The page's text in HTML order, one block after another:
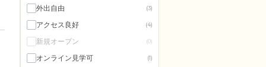
外出自由 (3)
アクセス良好 (4)
新規オープン (0)
オンライン見学可 (1)